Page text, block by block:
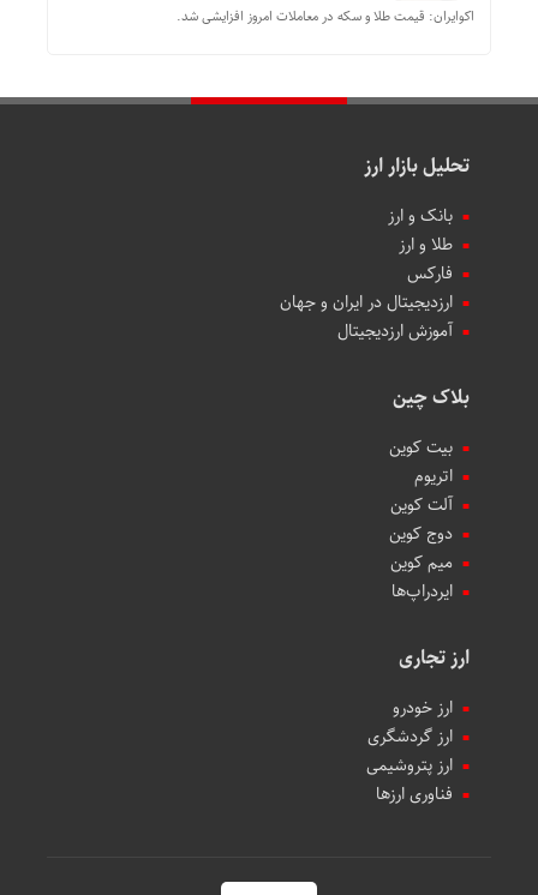
اکوایران: قیمت طلا و سکه در معاملات امروز افزایشی شد.
تحلیل بازار ارز
بانک و ارز
طلا و ارز
فارکس
ارزدیجیتال در ایران و جهان
آموزش ارزدیجیتال
بلاک چین
بیت کوین
اتریوم
آلت کوین
دوج کوین
میم کوین‌
ایردراپ‌ها
ارز تجاری
ارز خودرو
ارز گردشگری
ارز پتروشیمی
فناوری ارزها